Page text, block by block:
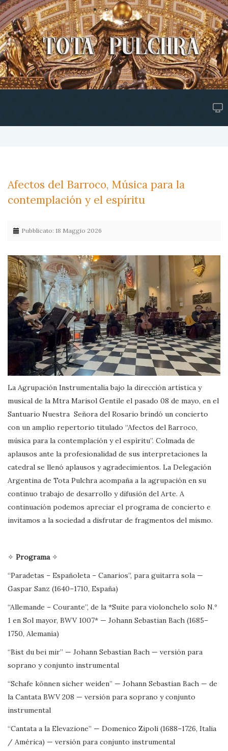
Afectos del Barroco, Música para la
contemplación y el espíritu
Pubblicato: 18 Maggio 2026
La Agrupación Instrumentalia bajo la dirección artística y
musical de la Mtra Marisol Gentile el pasado 08 de mayo, en el
Santuario Nuestra Señora del Rosario brindó un concierto
con un amplio repertorio titulado “Afectos del Barroco,
música para la contemplación y el espíritu”. Colmada de
aplausos ante la profesionalidad de sus interpretaciones la
catedral se llenó aplausos y agradecimientos. La Delegación
Argentina de Tota Pulchra acompaña a la agrupación en su
continuo trabajo de desarrollo y difusión del Arte. A
continuación podemos apreciar el programa de concierto e
invitamos a la sociedad a disfrutar de fragmentos del mismo.
✧ Programa ✧
“Paradetas – Españoleta – Canarios”, para guitarra sola —
Gaspar Sanz (1640–1710, España)
“Allemande – Courante”, de la *Suite para violonchelo solo N.º
1 en Sol mayor, BWV 1007* — Johann Sebastian Bach (1685–
1750, Alemania)
“Bist du bei mir” — Johann Sebastian Bach — versión para
soprano y conjunto instrumental
“Schafe können sicher weiden” — Johann Sebastian Bach — de
la Cantata BWV 208 — versión para soprano y conjunto
instrumental
“Cantata a la Elevazione” — Domenico Zipoli (1688–1726, Italia
/ América) — versión para conjunto instrumental